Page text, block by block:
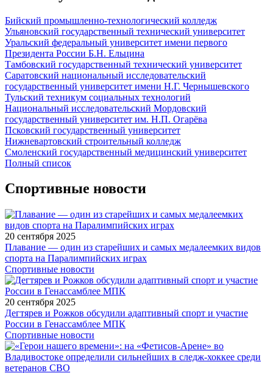
Бийский промышленно-технологический колледж
Ульяновский государственный технический университет
Уральский федеральный университет имени первого
Президента России Б.Н. Ельцина
Тамбовский государственный технический университет
Саратовский национальный исследовательский
государственный университет имени Н.Г. Чернышевского
Тульский техникум социальных технологий
Национальный исследовательский Мордовский
государственный университет им. Н.П. Огарёва
Псковский государственный университет
Нижневартовский строительный колледж
Смоленский государственный медицинский университет
Полный список
Спортивные новости
20 сентября 2025
Плавание — один из старейших и самых медалеемких видов
спорта на Паралимпийских играх
Спортивные новости
20 сентября 2025
Дегтярев и Рожков обсудили адаптивный спорт и участие
России в Генассамблее МПК
Спортивные новости